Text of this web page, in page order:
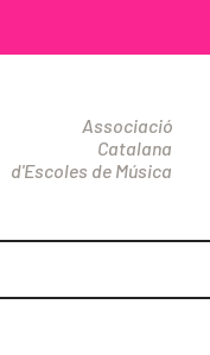
Associació
Catalana
d'Escoles de Música